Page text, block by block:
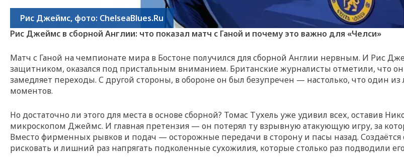
Рис Джеймс, фото: ChelseaBlues.Ru
Рис Джеймс в сборной Англии: что показал матч с Ганой и почему это важно для «Челси»
Матч с Ганой на чемпионате мира в Бостоне получился для сборной Англии нервным. И Рис
защитником, оказался под пристальным вниманием. Британские журналисты отметили, что
замедляет переходы. С другой стороны, в обороне он был безупречен — настолько, что один
моментов.
Но достаточно ли этого для места в основе сборной? Томас Тухель уже удивил всех, оставив
микроскопом Джеймс. И главная претензия — он потерял ту взрывную атакующую игру, за
Вместо фирменных рывков и подач — осторожные передачи в сторону и пасы назад.
рисковать и лишний раз напрягать подколенные сухожилия, которые столько раз подводили